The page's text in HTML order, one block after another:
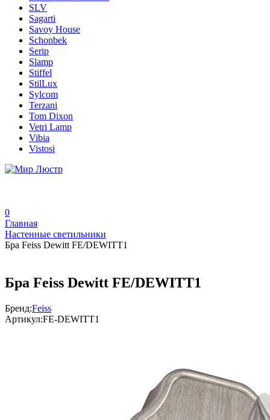
SLV
Sagarti
Savoy House
Schonbek
Serip
Slamp
Stiffel
StilLux
Sylcom
Terzani
Tom Dixon
Vetri Lamp
Vibia
Vistosi
0
Главная
Настенные светильники
Бра Feiss Dewitt FE/DEWITT1
Бра Feiss Dewitt FE/DEWITT1
Бренд:Feiss
Артикул:FE-DEWITT1